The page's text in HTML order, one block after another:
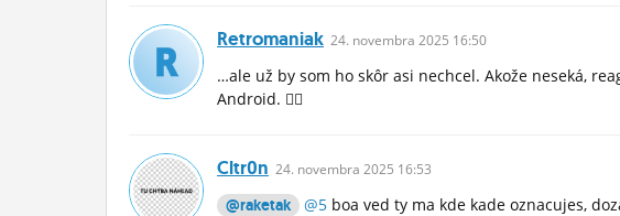
Retromaniak 24. novembra 2025 16:50
…ale už by som ho skôr asi nechcel. Akože neseká,
Android. 🤷‍♂️
Cltr0n 24. novembra 2025 16:53
@raketak @5 boa ved ty ma kde kade oznacujes,